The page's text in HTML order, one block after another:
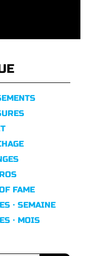
FAME
· SEMAINE
· MOIS